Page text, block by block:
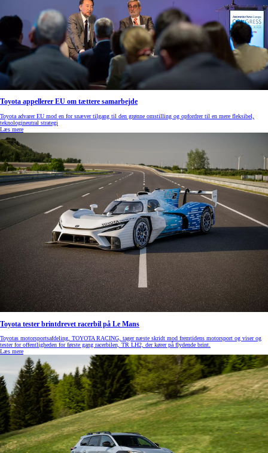
Toyota appellerer EU om tættere samarbejde
Toyota advarer EU mod en for snæver tilgang til den grønne omstilling og opfordrer til en mere fleksibel,
teknologineutral strategi
Læs mere
Toyota tester brintdrevet racerbil på Le Mans
Toyotas motorsportsafdeling, TOYOTA RACING, tager næste skridt mod fremtidens motorsport og viser og
tester for offentligheden for første gang racerbilen, TR LH2, der kører på flydende brint.
Læs mere